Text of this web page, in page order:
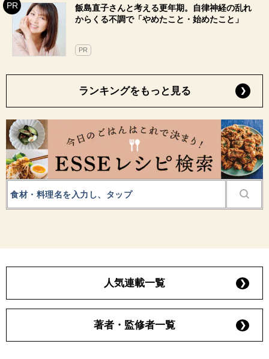
飯島直子さんと考える更年期。自律神経の乱れ
からくる不調で「やめたこと・始めたこと」
PR
ランキングをもっと見る
人気連載一覧
著者・監修者一覧